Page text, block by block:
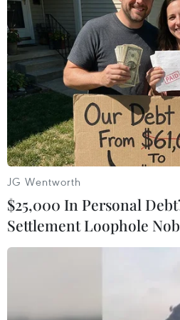
#phạm pháp
#pháp luật
#an ninh xã hội
#chính trị
#Plus
Anh
Theo dõi VietnamPlus
TIN LIÊN QUAN
JG Wentworth
$25,000 In Personal
Settlement Loophole